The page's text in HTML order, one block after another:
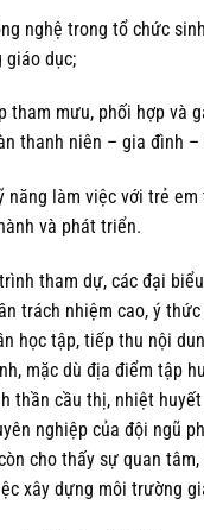
nghệ trong tổ chức
giáo dục;
tham mưu, phối hợp và
thanh niên – gia đình –
năng làm việc với trẻ
và phát triển.
tham dự, các đại
trách nhiệm cao, ý
học tập, tiếp thu nội
mặc dù địa điểm tập
thần cầu thị, nhiệt
nghiệp của đội ngũ
cho thấy sự quan
xây dựng môi trường